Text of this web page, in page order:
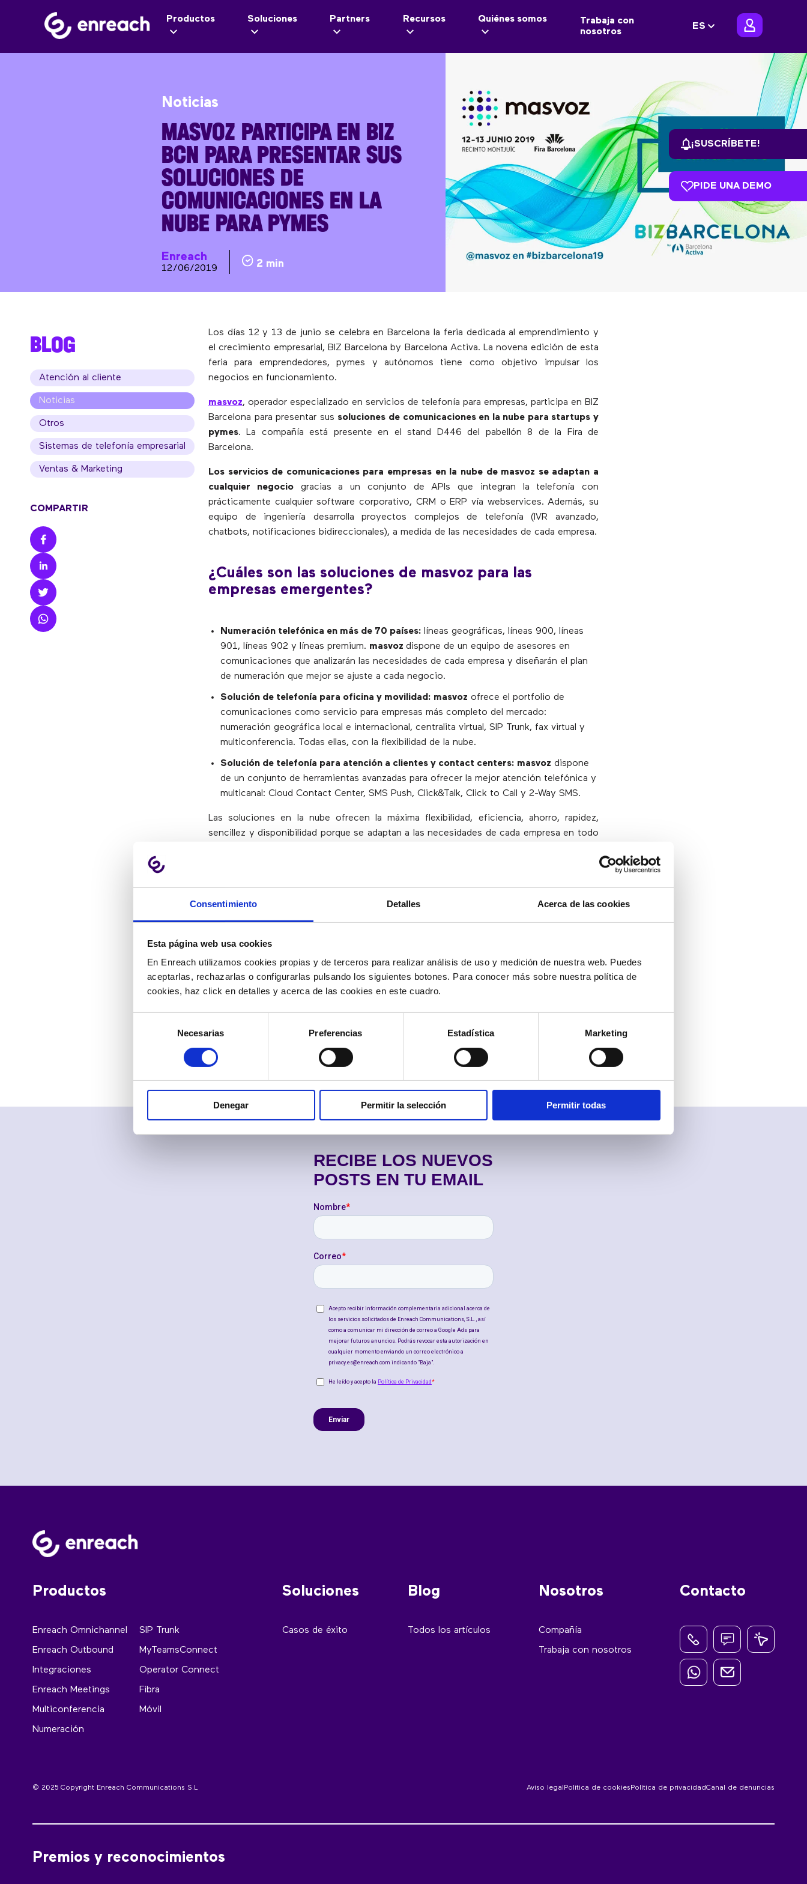
Consentimiento Detalles Acerca de las cookies
Esta página web usa cookies
En Enreach utilizamos cookies propias y de terceros para realizar análisis de uso y medición de nuestra web. Puedes
aceptarlas, rechazarlas o configurarlas pulsando los siguientes botones. Para conocer más sobre nuestra política de
cookies, haz click en detalles y acerca de las cookies en este cuadro.
consentimiento
Necesarias Preferencias Estadística Marketing
Denegar Permitir la selección Permitir todas
Productos Soluciones Partners Recursos Quiénes somos
Trabaja con
nosotros
ES
Noticias
MASVOZ PARTICIPA EN BIZ
BCN PARA PRESENTAR SUS
SOLUCIONES DE
COMUNICACIONES EN LA
NUBE PARA PYMES
Enreach
12/06/2019 2 min
Los días 12 y 13 de junio se celebra en Barcelona la feria dedicada al emprendimiento y
el crecimiento empresarial, BIZ Barcelona by Barcelona Activa. La novena edición de esta
feria para emprendedores, pymes y autónomos tiene como objetivo impulsar los
negocios en funcionamiento.
masvoz, operador especializado en servicios de telefonía para empresas, participa en BIZ
Barcelona para presentar sus soluciones de comunicaciones en la nube para startups y
pymes. La compañía está presente en el stand D446 del pabellón 8 de la Fira de
Barcelona.
Los servicios de comunicaciones para empresas en la nube de masvoz se adaptan a
cualquier negociogracias a un conjunto de APIs que integran la telefonía con
prácticamente cualquier software corporativo, CRM o ERP vía webservices. Además, su
equipo de ingeniería desarrolla proyectos complejos de telefonía (IVR avanzado,
chatbots, notificaciones bidireccionales), a medida de las necesidades de cada empresa.
¿Cuáles son las soluciones de masvoz para las
empresas emergentes?
Numeración telefónica en más de 70 países: líneas geográficas, líneas 900, líneas
901, líneas 902 y líneas premium. masvoz dispone de un equipo de asesores en
comunicaciones que analizarán las necesidades de cada empresa y diseñarán el plan
de numeración que mejor se ajuste a cada negocio.
Solución de telefonía para oficina y movilidad: masvoz ofrece el portfolio de
comunicaciones como servicio para empresas más completo del mercado:
numeración geográfica local e internacional, centralita virtual, SIP Trunk, fax virtual y
multiconferencia. Todas ellas, con la flexibilidad de la nube.
Solución de telefonía para atención a clientes y contact centers: masvoz dispone
de un conjunto de herramientas avanzadas para ofrecer la mejor atención telefónica y
multicanal: Cloud Contact Center, SMS Push, Click&Talk, Click to Call y 2-Way SMS.
Las soluciones en la nube ofrecen la máxima flexibilidad, eficiencia, ahorro, rapidez,
sencillez y disponibilidad porque se adaptan a las necesidades de cada empresa en todo
Sobre BIZ Barcelona
actividades de networking y 70 expositores, y entre los ponentes hay historias de éxito
de emprendedores, sesiones de motivación para desarrollar proyectos y claves para
conseguir clientes en la era digital.
tendencia que impacta positivamente en los negocios, se habla de cómo aplicar los
Objetivos de Desarrollo Sostenible en una empresa y se expone la economía social
BLOG
Atención al cliente
Noticias
Otros
Sistemas de telefonía empresarial
Ventas & Marketing
COMPARTIR
¡SUSCRÍBETE!
PIDE UNA DEMO
Productos
Enreach Omnichannel
Enreach Outbound
Integraciones
Enreach Meetings
Multiconferencia
Numeración
SIP Trunk
MyTeamsConnect
Operator Connect
Fibra
Móvil
Soluciones
Casos de éxito
Blog
Todos los artículos
Nosotros
Compañía
Trabaja con nosotros
Contacto
© 2025 Copyright Enreach Communications S.L Aviso legal Política de cookies Política de privacidadCanal de denuncias
Premios y reconocimientos